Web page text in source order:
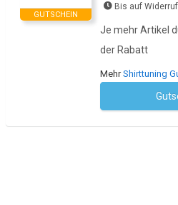
GUTSCHEIN
Bis auf Widerruf
Je mehr Artikel
der Rabatt
MehrShirttuning